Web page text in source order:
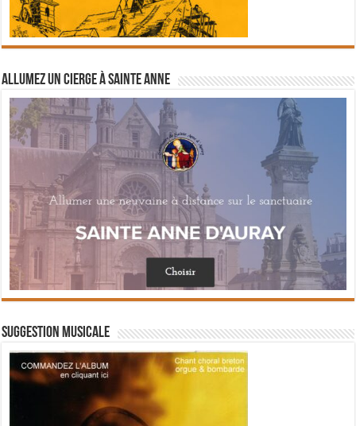
Allumez un cierge à Sainte Anne
Suggestion musicale